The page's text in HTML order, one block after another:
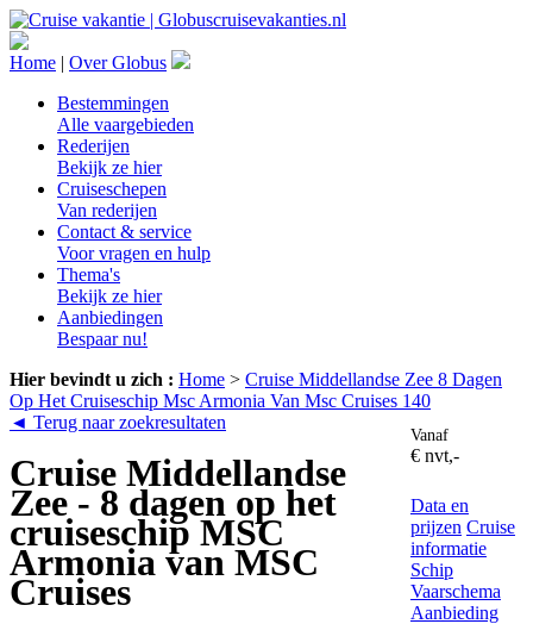
Home | Over Globus
Bestemmingen
Alle vaargebieden
Rederijen
Bekijk ze hier
Cruiseschepen
Van rederijen
Contact & service
Voor vragen en hulp
Thema's
Bekijk ze hier
Aanbiedingen
Bespaar nu!
Hier bevindt u zich : Home > Cruise Middellandse Zee 8 Dagen
Op Het Cruiseschip Msc Armonia Van Msc Cruises 140
◄ Terug naar zoekresultaten
Cruise Middellandse
Zee - 8 dagen op het
cruiseschip MSC
Armonia van MSC
Cruises
Vanaf
€ nvt,-
Data en
prijzen Cruise
informatie
Schip
Vaarschema
Aanbieding